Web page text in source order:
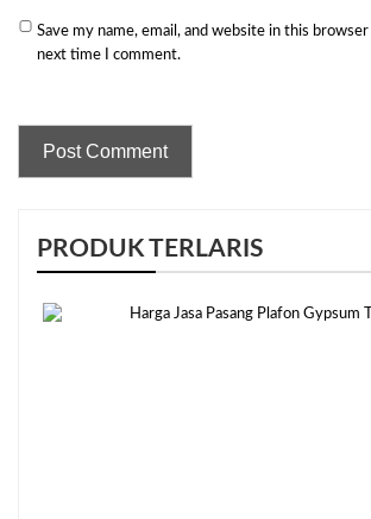
Save my name, email, and website in this
next time I comment.
PRODUK TERLARIS